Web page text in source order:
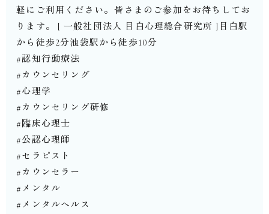
軽にご利用ください。⁡皆さまのご参加をお待ちしてお
ります。⁡⁡⁡[ 一般社団法人 目白心理総合研究所 ]目白駅
から徒歩2分池袋駅から徒歩10分⁡⁡
#認知行動療法
#カウンセリング
#心理学
#カウンセリング研修
#臨床心理士
#公認心理師
#セラピスト
#カウンセラー
#メンタル
#メンタルヘルス